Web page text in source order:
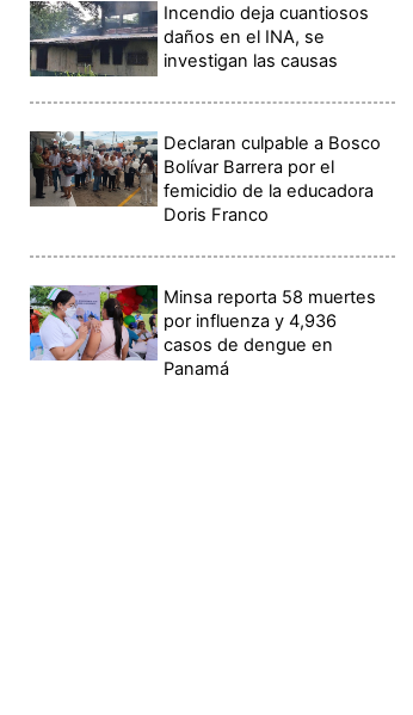
Incendio deja cuantiosos
daños en el INA, se
investigan las causas
Declaran culpable a Bosco
Bolívar Barrera por el
femicidio de la educadora
Doris Franco
Minsa reporta 58 muertes
por influenza y 4,936
casos de dengue en
Panamá